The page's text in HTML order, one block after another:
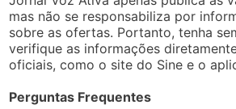
mas não se responsabiliza por
sobre as ofertas. Portanto, tenha
verifique as informações
oficiais, como o site do Sine e o
Perguntas Frequentes